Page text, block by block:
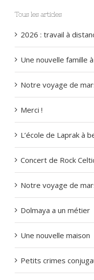
Tous les articles
2026 : travail à
Une nouvelle famille à
Notre voyage de
Merci !
L’école de Laprak à
Concert de Rock
Notre voyage de
Dolmaya a un métier
Une nouvelle maison
Petits crimes